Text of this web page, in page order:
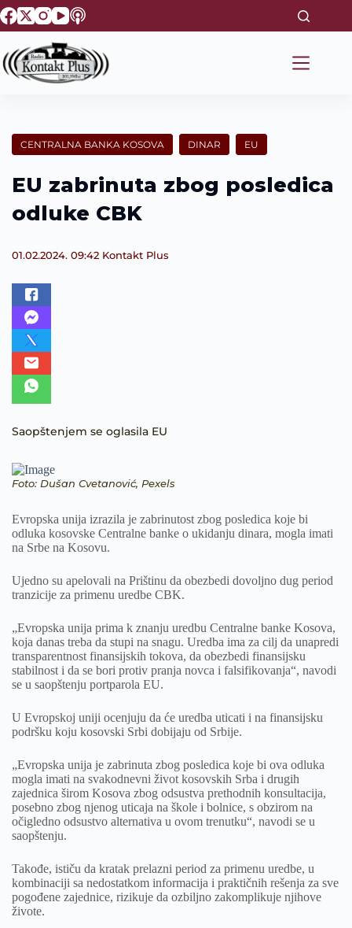
S
k
p
t
e
t
CENTRALNA BANKA KOSOVA DINAR EU
EU zabrinuta zbog posledica
odluke CBK
01.02.2024. 09:42 Kontakt Plus
Saopštenjem se oglasila EU
Foto: Dušan Cvetanović, Pexels
Evropska unija izrazila je zabrinutost zbog posledica koje bi
odluka kosovske Centralne banke o ukidanju dinara, mogla imati
na Srbe na Kosovu.
Ujedno su apelovali na Prištinu da obezbedi dovoljno dug period
tranzicije za primenu uredbe CBK.
„Evropska unija prima k znanju uredbu Centralne banke Kosova,
koja danas treba da stupi na snagu. Uredba ima za cilj da unapredi
transparentnost finansijskih tokova, da obezbedi finansijsku
stabilnost i da se bori protiv pranja novca i falsifikovanja“, navodi
se u saopštenju portparola EU.
U Evropskoj uniji ocenjuju da će uredba uticati i na finansijsku
podršku koju kosovski Srbi dobijaju od Srbije.
„Evropska unija je zabrinuta zbog posledica koje bi ova odluka
mogla imati na svakodnevni život kosovskih Srba i drugih
zajednica širom Kosova zbog odsustva prethodnih konsultacija,
posebno zbog njenog uticaja na škole i bolnice, s obzirom na
očigledno odsustvo alternativa u ovom trenutku“, navodi se u
saopštenju.
Takođe, ističu da kratak prelazni period za primenu uredbe, u
kombinaciji sa nedostatkom informacija i praktičnih rešenja za sve
pogođene zajednice, rizikuje da ozbiljno zakomplikuje njihove
živote.